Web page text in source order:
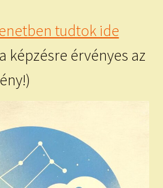
tudtok ide
képzésre érvényes az